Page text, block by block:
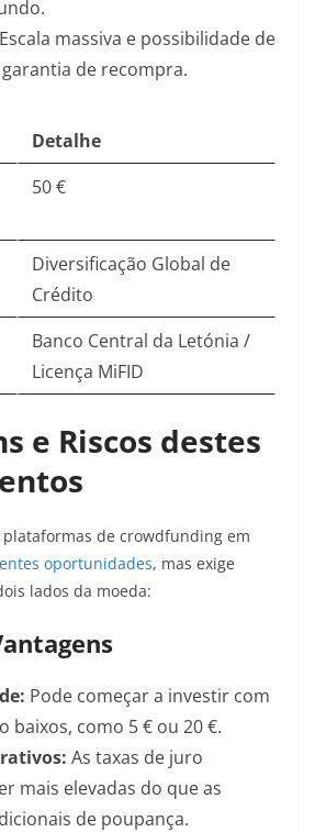
Escala massiva e possibilidade de
de recompra.
Detalhe
50 €
Diversificação Global de
Crédito
Banco Central da Letónia /
Licença MiFID
e Riscos destes
de crowdfunding em
oportunidades, mas exige
lados da moeda:
Pode começar a investir com
baixos, como 5 € ou 20 €.
As taxas de juro
mais elevadas do que as
de poupança.